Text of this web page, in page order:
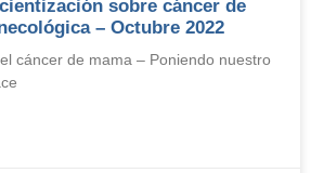
sobre cáncer de
– Octubre 2022
cáncer de mama – Poniendo nuestro